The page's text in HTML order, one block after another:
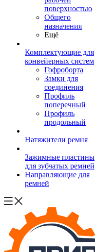
поверхностью
Общего
назначения
Ещё
Комплектующие для
конвейерных систем
Гофроборта
Замки для
соединения
Профиль
поперечный
Профиль
продольный
Натяжители ремня
Зажимные пластины
для зубчатых ремней
Направляющие для
ремней